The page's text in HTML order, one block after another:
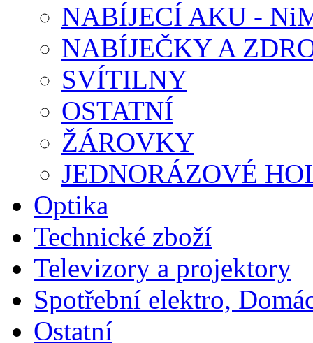
NABÍJECÍ AKU -
NABÍJEČKY A
SVÍTILNY
OSTATNÍ
ŽÁROVKY
JEDNORÁZOVÉ
Optika
Technické zboží
Televizory a projektory
Spotřební elektro,
Ostatní